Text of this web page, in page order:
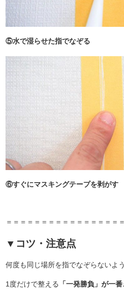
⑤水で湿らせた指でなぞる
⑥すぐにマスキングテープを剥がす
＝＝＝＝＝＝＝＝＝＝＝＝＝＝＝＝
▼コツ・注意点
何度も同じ場所を指でなぞらないよ
1度だけで整える 「一発勝負」が一